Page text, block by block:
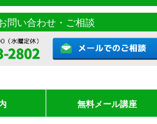
問い合わせ・ご相談
無料メール講座